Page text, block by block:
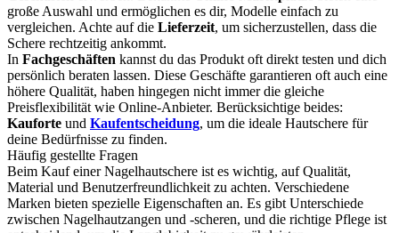
große Auswahl und ermöglichen es dir, Modelle einfach zu
vergleichen. Achte auf die Lieferzeit, um sicherzustellen, dass die
Schere rechtzeitig ankommt.
In Fachgeschäften kannst du das Produkt oft direkt testen und dich
persönlich beraten lassen. Diese Geschäfte garantieren oft auch eine
höhere Qualität, haben hingegen nicht immer die gleiche
Preisflexibilität wie Online-Anbieter. Berücksichtige beides:
Kauforte und Kaufentscheidung, um die ideale Hautschere für
deine Bedürfnisse zu finden.
Häufig gestellte Fragen
Beim Kauf einer Nagelhautschere ist es wichtig, auf Qualität,
Material und Benutzerfreundlichkeit zu achten. Verschiedene
Marken bieten spezielle Eigenschaften an. Es gibt Unterschiede
zwischen Nagelhautzangen und -scheren, und die richtige Pflege ist